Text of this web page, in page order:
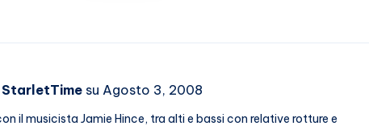
sulla
storia
StarletTime su Agosto 3, 2008
il musicista Jamie Hince, tra alti e bassi con relative rotture e